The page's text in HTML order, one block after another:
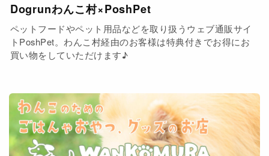
Dogrunわんこ村×PoshPet
ペットフードやペット用品などを取り扱うウェブ通販サイ
トPoshPet。わんこ村経由のお客様は特典付きでお得にお
買い物をしていただけます♪